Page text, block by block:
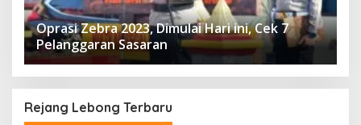
Oprasi Zebra 2023, Dimulai Hari ini, Cek 7
Pelanggaran Sasaran
Rejang Lebong Terbaru